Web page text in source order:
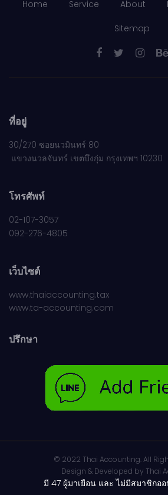
Home Service About
Sitemap
ที่อยู่
30/270 ซอยนวมินทร์ 80
แขวงนวลจันทร์ เขตบึงกุ่ม กรุงเทพฯ 10230
โทรศัพท์
02-107-3057
092-276-4805
เว็บไซต์
www.thaiaccounting.tax
www.ta-accounting.com
ปรึกษา
© 2022 Thai Accounting. All
Design & Developed by Thai
มี 47 ผู้มาเยือน และ ไม่มีสมาชิกอ